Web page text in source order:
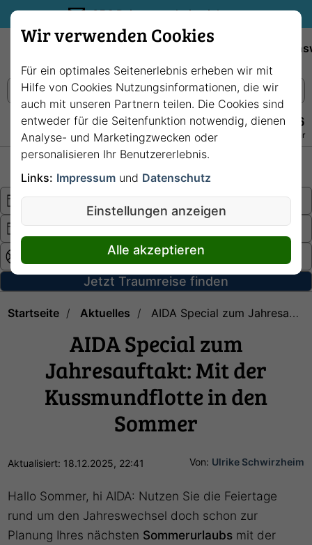
35€ Reisegutschein sichern.
+49 228 3875 7256
Persönlich · Kostenlos · Täglich 08–22 Uhr
Jetzt Traumreise finden
Startseite Aktuelles AIDA Special zum Jahresauftakt: Mit der Kussmundflotte in den Sommer
AIDA Special zum
Jahresauftakt: Mit der
Kussmundflotte in den
Sommer
Von: Ulrike Schwirzheim
Aktualisiert: 18.12.2025, 22:41
Hallo Sommer, hi AIDA: Nutzen Sie die Feiertage
rund um den Jahreswechsel doch schon zur
Planung Ihres nächsten Sommerurlaubs mit der
Wir verwenden Cookies
Für ein optimales Seitenerlebnis erheben wir mit
Hilfe von Cookies Nutzungsinformationen, die wir
auch mit unseren Partnern teilen. Die Cookies sind
entweder für die Seitenfunktion notwendig, dienen
Analyse- und Marketingzwecken oder
personalisieren Ihr Benutzererlebnis.
Links: Impressum und Datenschutz
Einstellungen anzeigen
Alle akzeptieren